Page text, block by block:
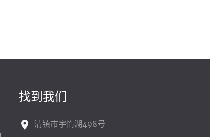
找到我们
清镇市宇惰湖498号